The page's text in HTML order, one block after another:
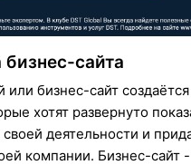
бизнес-сайта
или бизнес-сайт
хотят развернуто
деятельности и
компании. Бизнес-сайт